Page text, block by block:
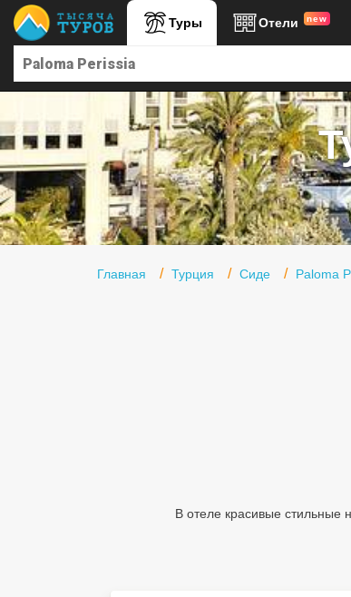
Туры Отели new
Главная Турция Сиде Paloma
В отеле красивые стильные
Главная
Туры в Египет
Туры в ОАЭ
Офис г. Москва